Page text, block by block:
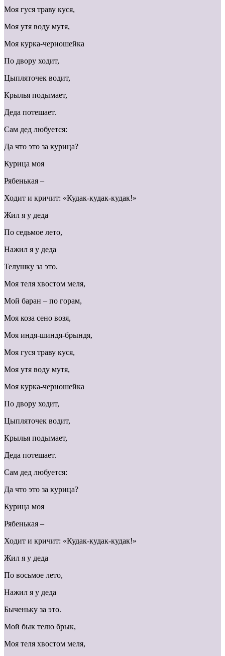
Моя гуся траву куся,
Моя утя воду мутя,
Моя курка-черношейка
По двору ходит,
Цыпляточек водит,
Крылья подымает,
Деда потешает.
Сам дед любуется:
Да что это за курица?
Курица моя
Рябенькая –
Ходит и кричит: «Кудак-кудак-кудак!»
Жил я у деда
По седьмое лето,
Нажил я у деда
Телушку за это.
Моя теля хвостом меля,
Мой баран – по горам,
Моя коза сено возя,
Моя индя-шиндя-брындя,
Моя гуся траву куся,
Моя утя воду мутя,
Моя курка-черношейка
По двору ходит,
Цыпляточек водит,
Крылья подымает,
Деда потешает.
Сам дед любуется:
Да что это за курица?
Курица моя
Рябенькая –
Ходит и кричит: «Кудак-кудак-кудак!»
Жил я у деда
По восьмое лето,
Нажил я у деда
Быченьку за это.
Мой бык телю брык,
Моя теля хвостом меля,